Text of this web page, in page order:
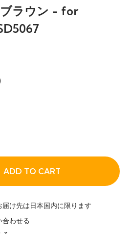
ラウン - for
ADD TO CART
届け先は日本国内に限ります
合わせる